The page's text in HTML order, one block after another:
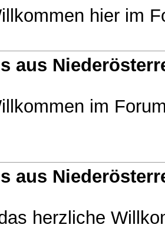
hier im
aus
im
aus
herzliche